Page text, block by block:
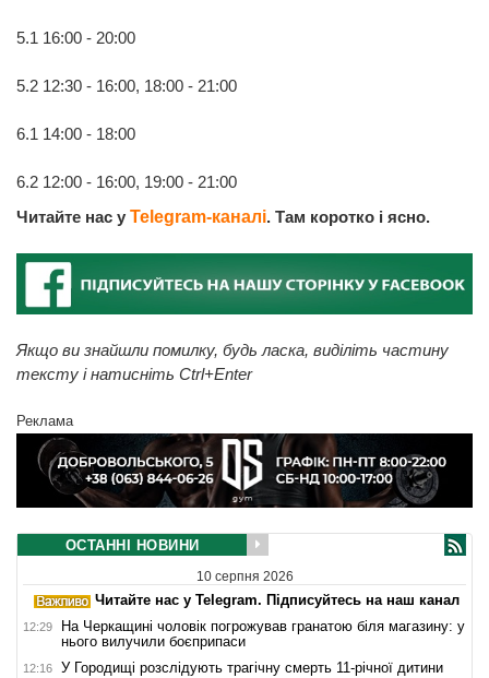
5.1 16:00 - 20:00
5.2 12:30 - 16:00, 18:00 - 21:00
6.1 14:00 - 18:00
6.2 12:00 - 16:00, 19:00 - 21:00
Читайте нас у Telegram-каналі. Там коротко і ясно.
Якщо ви знайшли помилку, будь ласка, виділіть частину
тексту і натисніть Ctrl+Enter
Реклама
ОСТАННІ НОВИНИ
10 серпня 2026
Читайте нас у Telegram. Підписуйтесь на наш канал
12:29
На Черкащині чоловік погрожував гранатою біля магазину: у
нього вилучили боєприпаси
12:16 У Городищі розслідують трагічну смерть 11-річної дитини